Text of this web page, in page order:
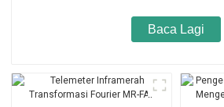
Baca Lagi